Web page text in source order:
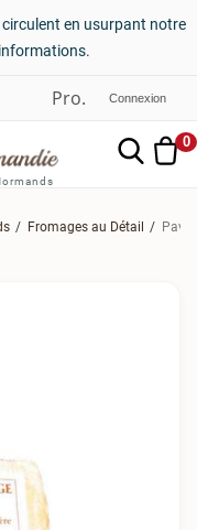
en usurpant notre
Connexion
0
Fromages au Détail Pavé